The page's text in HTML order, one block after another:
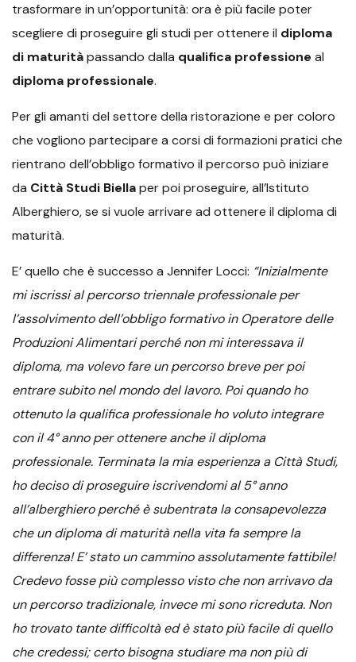
trasformare in un’opportunità: ora è più facile poter
scegliere di proseguire gli studi per ottenere il diploma
di maturitàpassando dalla qualifica professione al
diploma professionale.
Per gli amanti del settore della ristorazione e per coloro
che vogliono partecipare a corsi di formazioni pratici che
rientrano dell’obbligo formativo il percorso può iniziare
da Città Studi Biellaper poi proseguire, all’Istituto
Alberghiero, se si vuole arrivare ad ottenere il diploma di
maturità.
E’ quello che è successo a Jennifer Locci: “Inizialmente
mi iscrissi al percorso triennale professionale per
l’assolvimento dell’obbligo formativo in Operatore delle
Produzioni Alimentari perché non mi interessava il
diploma, ma volevo fare un percorso breve per poi
entrare subito nel mondo del lavoro. Poi quando ho
ottenuto la qualifica professionale ho voluto integrare
con il 4° anno per ottenere anche il diploma
professionale. Terminata la mia esperienza a Città Studi,
ho deciso di proseguire iscrivendomi al 5° anno
all’alberghiero perché è subentrata la consapevolezza
che un diploma di maturità nella vita fa sempre la
differenza! E’ stato un cammino assolutamente fattibile!
Credevo fosse più complesso visto che non arrivavo da
un percorso tradizionale, invece mi sono ricreduta. Non
ho trovato tante difficoltà ed è stato più facile di quello
che credessi; certo bisogna studiare ma non più di